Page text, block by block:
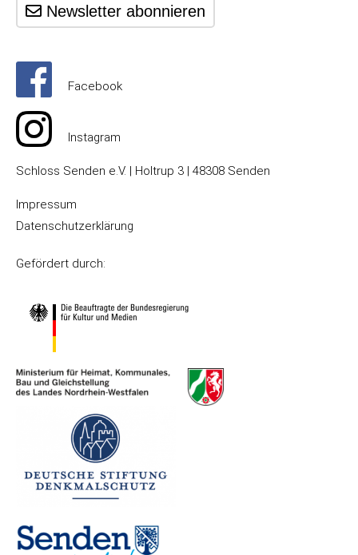
Newsletter abonnieren
Facebook
Instagram
Schloss Senden e.V. | Holtrup 3 | 48308 Senden
Impressum
Datenschutzerklärung
Gefördert durch: